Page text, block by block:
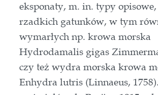
eksponaty, m. in. typy
rzadkich gatunków, w tym
wymarłych np. krowa morska
Hydrodamalis gigas
czy też wydra morska krowa
Enhydra lutris (Linnaeus,